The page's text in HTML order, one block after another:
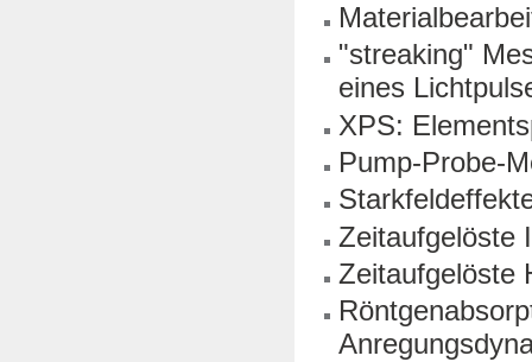
"streaking"
eines
XPS:
Pump-Probe-
Zeitaufgelöste
Zeitaufgelöste